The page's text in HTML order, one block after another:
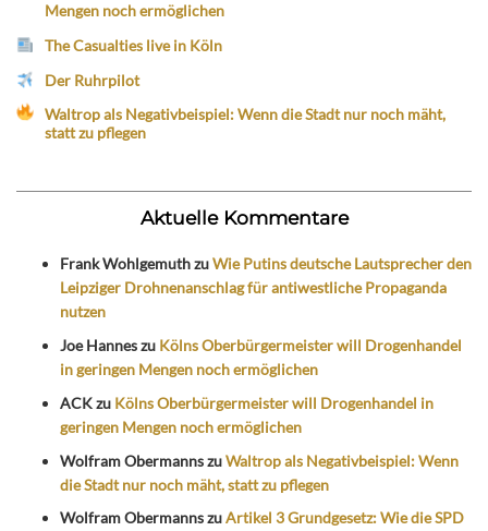
Mengen noch ermöglichen
The Casualties live in Köln
Der Ruhrpilot
Waltrop als Negativbeispiel: Wenn die Stadt nur noch mäht,
statt zu pflegen
Aktuelle Kommentare
Frank WohlgemuthzuWie Putins deutsche Lautsprecher den
Leipziger Drohnenanschlag für antiwestliche Propaganda
nutzen
Joe Hanneszu Kölns Oberbürgermeister will Drogenhandel
in geringen Mengen noch ermöglichen
ACKzu Kölns Oberbürgermeister will Drogenhandel in
geringen Mengen noch ermöglichen
Wolfram ObermannszuWaltrop als Negativbeispiel: Wenn
die Stadt nur noch mäht, statt zu pflegen
Wolfram ObermannszuArtikel 3 Grundgesetz: Wie die SPD